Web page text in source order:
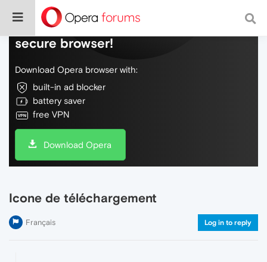
Do more on the web, with a fast and
secure browser!
Download Opera browser with:
built-in ad blocker
battery saver
free VPN
Download Opera
Icone de téléchargement
Français Log in to reply